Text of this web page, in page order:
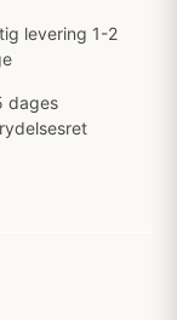
levering 1-2
dages